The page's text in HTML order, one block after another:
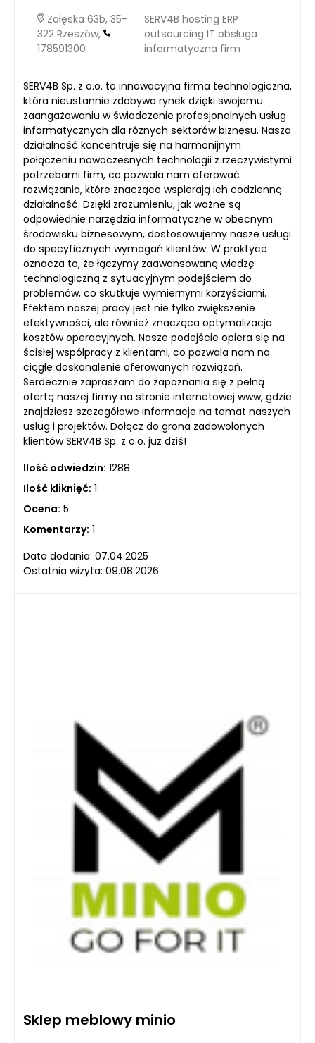
Załęska 63b, 35-
322 Rzeszów,
178591300
SERV4B hosting ERP
outsourcing IT obsługa
informatyczna firm
SERV4B Sp. z o.o. to innowacyjna firma technologiczna,
która nieustannie zdobywa rynek dzięki swojemu
zaangażowaniu w świadczenie profesjonalnych usług
informatycznych dla różnych sektorów biznesu. Nasza
działalność koncentruje się na harmonijnym
połączeniu nowoczesnych technologii z rzeczywistymi
potrzebami firm, co pozwala nam oferować
rozwiązania, które znacząco wspierają ich codzienną
działalność. Dzięki zrozumieniu, jak ważne są
odpowiednie narzędzia informatyczne w obecnym
środowisku biznesowym, dostosowujemy nasze usługi
do specyficznych wymagań klientów. W praktyce
oznacza to, że łączymy zaawansowaną wiedzę
technologiczną z sytuacyjnym podejściem do
problemów, co skutkuje wymiernymi korzyściami.
Efektem naszej pracy jest nie tylko zwiększenie
efektywności, ale również znacząca optymalizacja
kosztów operacyjnych. Nasze podejście opiera się na
ścisłej współpracy z klientami, co pozwala nam na
ciągłe doskonalenie oferowanych rozwiązań.
Serdecznie zapraszam do zapoznania się z pełną
ofertą naszej firmy na stronie internetowej www, gdzie
znajdziesz szczegółowe informacje na temat naszych
usług i projektów. Dołącz do grona zadowolonych
klientów SERV4B Sp. z o.o. już dziś!
Ilość odwiedzin: 1288
Ilość kliknięć: 1
Ocena: 5
Komentarzy: 1
Data dodania: 07.04.2025
Ostatnia wizyta: 09.08.2026
Sklep meblowy minio